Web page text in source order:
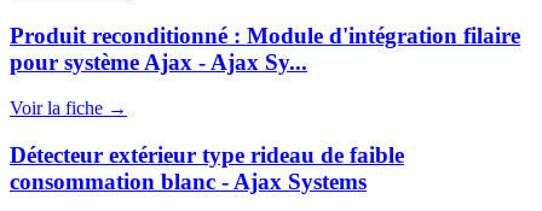
Produit reconditionné : Module d'intégration filaire
pour système Ajax - Ajax Sy...
Voir la fiche →
Détecteur extérieur type rideau de faible
consommation blanc - Ajax Systems